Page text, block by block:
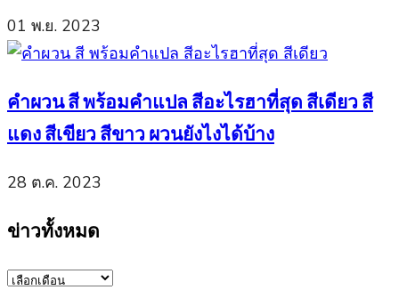
01 พ.ย. 2023
คำผวน สี พร้อมคำแปล สีอะไรฮาที่สุด สีเดียว สี
แดง สีเขียว สีขาว ผวนยังไงได้บ้าง
28 ต.ค. 2023
ข่าวทั้งหมด
ข่าว